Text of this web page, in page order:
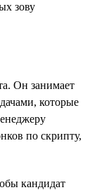
зову
Он занимает
которые
по скрипту,
кандидат